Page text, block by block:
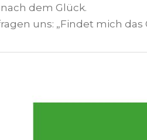
dem Glück.
uns: „Findet mich das